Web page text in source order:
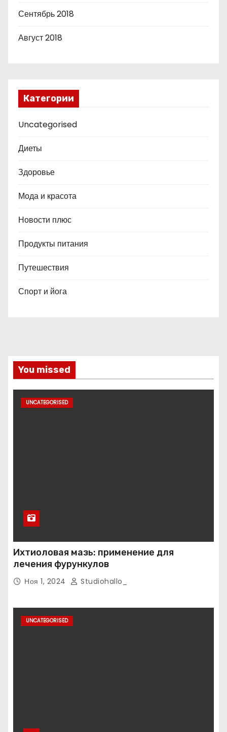
Сентябрь 2018
Август 2018
Категории
Uncategorised
Диеты
Здоровье
Мода и красота
Новости плюс
Продукты питания
Путешествия
Спорт и йога
You missed
UNCATEGORISED
Ихтиоловая мазь: применение для
лечения фурункулов
Ноя 1, 2024 Studiohallo_
UNCATEGORISED